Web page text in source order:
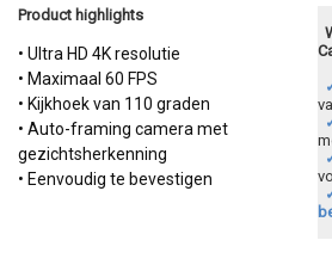
Product highlights
• Ultra HD 4K resolutie
• Maximaal 60 FPS
• Kijkhoek van 110 graden
• Auto-framing camera met
gezichtsherkenning
• Eenvoudig te bevestigen